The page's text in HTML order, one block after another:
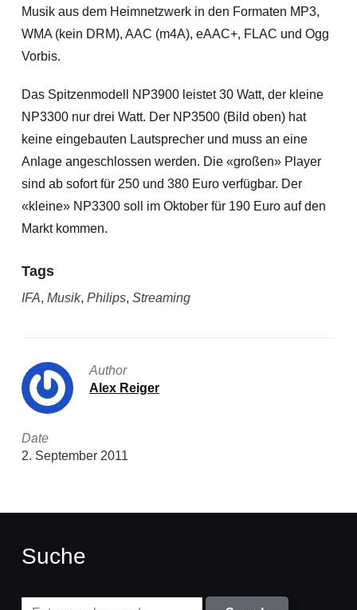
Musik aus dem Heimnetzwerk in den Formaten MP3,
WMA (kein DRM), AAC (m4A), eAAC+, FLAC und Ogg
Vorbis.
Das Spitzenmodell NP3900 leistet 30 Watt, der kleine
NP3300 nur drei Watt. Der NP3500 (Bild oben) hat
keine eingebauten Lautsprecher und muss an eine
Anlage angeschlossen werden. Die «großen» Player
sind ab sofort für 250 und 380 Euro verfügbar. Der
«kleine» NP3300 soll im Oktober für 190 Euro auf den
Markt kommen.
Tags
IFA, Musik, Philips, Streaming
Author
Alex Reiger
Date
2. September 2011
Suche